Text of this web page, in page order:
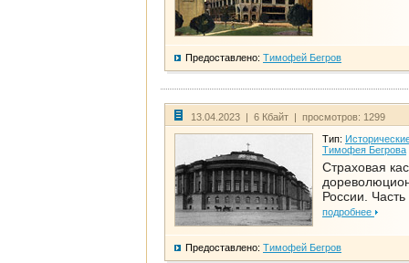
Предоставлено: Тимофей Бегров
13.04.2023 | 6 Кбайт | просмотров: 1299
Тип:
Тимофея Бегрова
Страховая
России. Часть
подробнее
Предоставлено: Тимофей Бегров